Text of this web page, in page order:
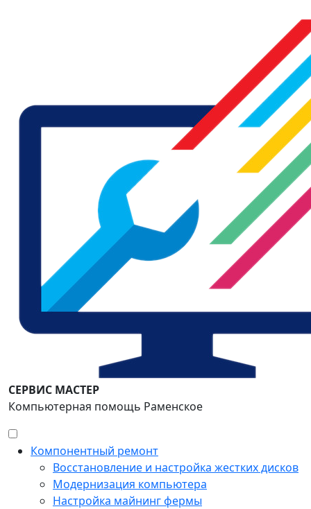
СЕРВИС МАСТЕР
Компьютерная помощь Раменское
Компонентный ремонт
Восстановление и настройка жестких дисков
Модернизация компьютера
Настройка майнинг фермы